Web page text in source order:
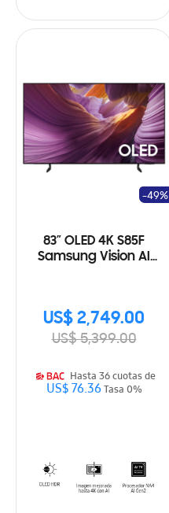
83” OLED 4K S85F
Samsung Vision AI
US$ 2,749.00
US$ 5,399.00
-49%
Hasta 36 cuotas de
US$ 76.36Tasa 0%